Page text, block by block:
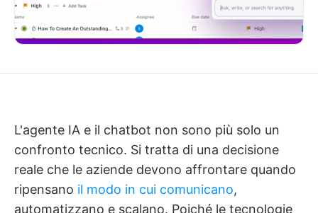
L'agente IA e il chatbot non sono più solo un
confronto tecnico. Si tratta di una decisione
reale che le aziende devono affrontare quando
ripensano il modo in cui comunicano,
automatizzano e scalano. Poiché le tecnologie